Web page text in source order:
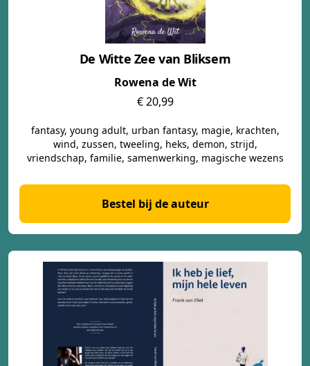
De Witte Zee van Bliksem
Rowena de Wit
€ 20,99
fantasy, young adult, urban fantasy, magie, krachten,
wind, zussen, tweeling, heks, demon, strijd,
vriendschap, familie, samenwerking, magische wezens
Bestel bij de auteur